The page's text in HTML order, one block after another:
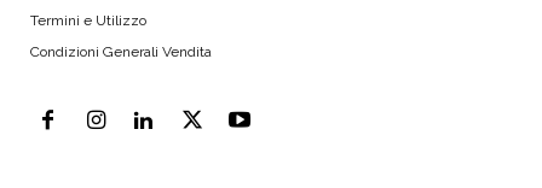
Termini e Utilizzo
Condizioni Generali Vendita